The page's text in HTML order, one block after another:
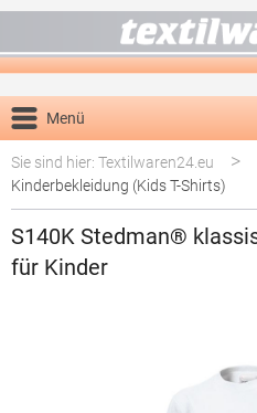
Menü
Sie sind hier: Textilwaren24.eu
>
Kinderbekleidung (Kids T-Shirts)
S140K Stedman®
für Kinder